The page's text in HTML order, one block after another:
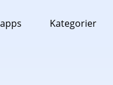
Kategorier